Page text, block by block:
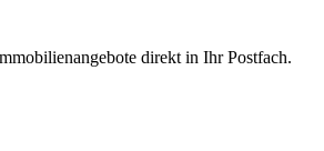
direkt in Ihr Postfach.